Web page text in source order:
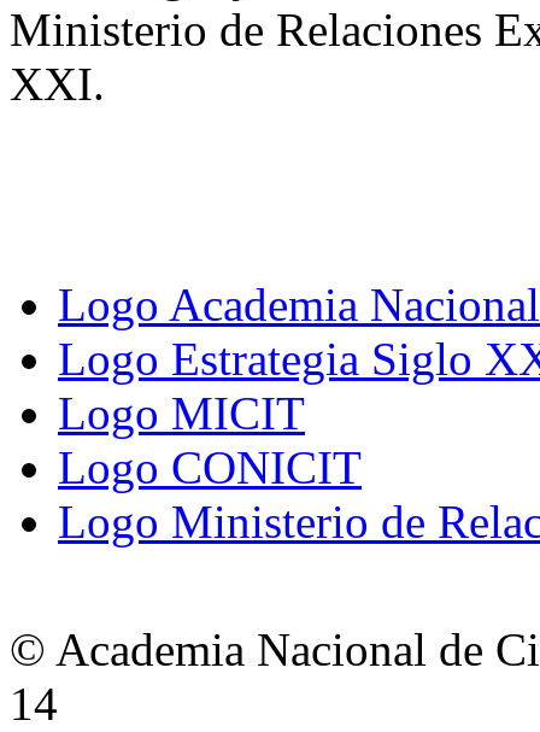
Ministerio de Relaciones
XXI.
Logo Academia
Logo Estrategia Siglo
Logo MICIT
Logo CONICIT
Logo Ministerio de
© Academia Nacional de
14